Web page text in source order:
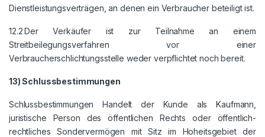
Dienstleistungsverträgen, an denen ein Verbraucher beteiligt ist.
12.2 Der Verkäufer ist zur Teilnahme an einem
Streitbeilegungsverfahren vor einer
Verbraucherschlichtungsstelle weder verpflichtet noch bereit.
13) Schlussbestimmungen
Schlussbestimmungen Handelt der Kunde als Kaufmann,
juristische Person des öffentlichen Rechts oder öffentlich-
rechtliches Sondervermögen mit Sitz im Hoheitsgebiet der